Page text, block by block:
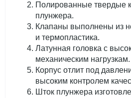
Полированные твердые
плунжера.
Клапаны выполнены из
и термопластика.
Латунная головка с
механическим нагрузкам.
Корпус отлит под
высоким контролем
Шток плунжера